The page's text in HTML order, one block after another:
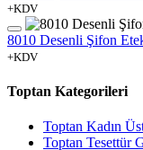
+KDV
8010 Desenli Şifon
+KDV
Toptan Kategorileri
Toptan Kadın
Toptan Tesettür